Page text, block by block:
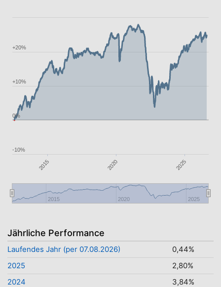
2015 2020 2025
2015 2020 2025
-10%
0%
+10%
+20%
Jährliche Performance
Laufendes Jahr (per 07.08.2026)
0,44%
2025
2,80%
2024
3,84%